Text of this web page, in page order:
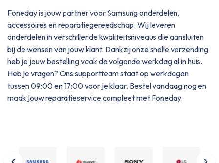
Foneday is jouw partner voor Samsung onderdelen,
accessoires en reparatiegereedschap. Wij leveren
onderdelen in verschillende kwaliteitsniveaus die aansluiten
bij de wensen van jouw klant. Dankzij onze snelle verzending
heb je jouw bestelling vaak de volgende werkdag al in huis.
Heb je vragen? Ons supportteam staat op werkdagen
tussen 09:00 en 17:00 voor je klaar. Bestel vandaag nog en
maak jouw reparatieservice compleet met Foneday.